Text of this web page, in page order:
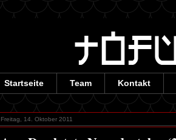
Startseite Team Kontakt
Freitag, 14. Oktober 2011